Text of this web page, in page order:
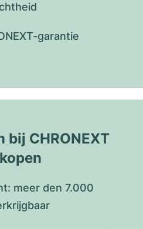
garantie
bij CHRONEXT
meer den 7.000